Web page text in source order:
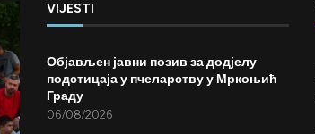
VIJESTI
Објављен јавни позив за додјелу
подстицаја у пчеларству у Мркоњић
Граду
06/08/2026